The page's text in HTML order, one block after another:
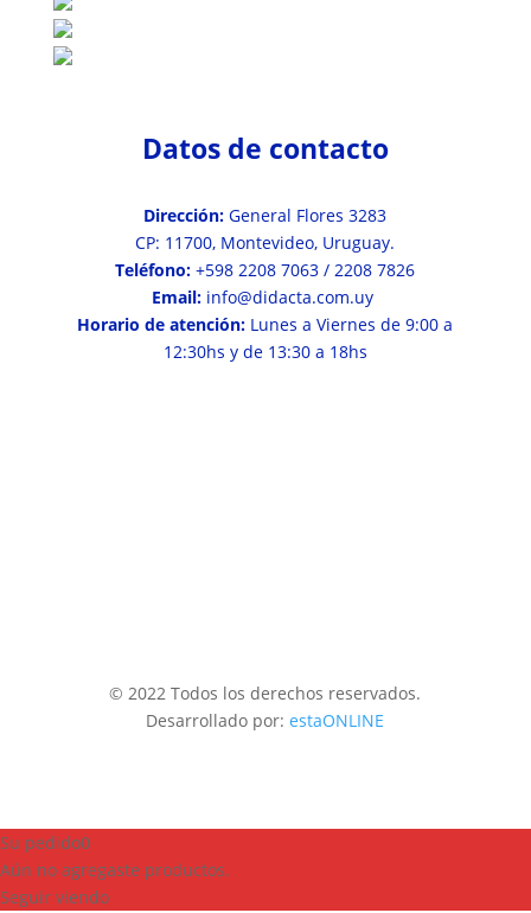
Datos de contacto
Dirección: General Flores 3283
CP: 11700, Montevideo, Uruguay.
Teléfono: +598 2208 7063 / 2208 7826
Email: info@didacta.com.uy
Horario de atención: Lunes a Viernes de 9:00 a
12:30hs y de 13:30 a 18hs
© 2022 Todos los derechos reservados.
Desarrollado por:estaONLINE
Su pedido0
Aún no agregaste productos.
Seguir viendo